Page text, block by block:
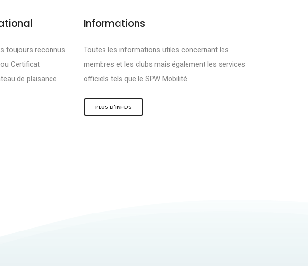
toujours reconnus
Certificat
de plaisance
Informations
Toutes les informations utiles concernant les
membres et les clubs mais également les services
officiels tels que le SPW Mobilité.
PLUS D'INFOS